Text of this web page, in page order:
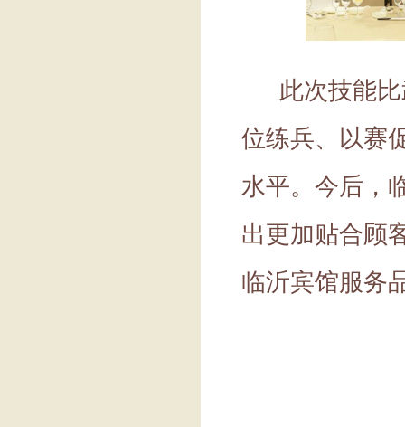
此次技能比
位练兵、以赛
水平。今后，
出更加贴合顾
临沂宾馆服务